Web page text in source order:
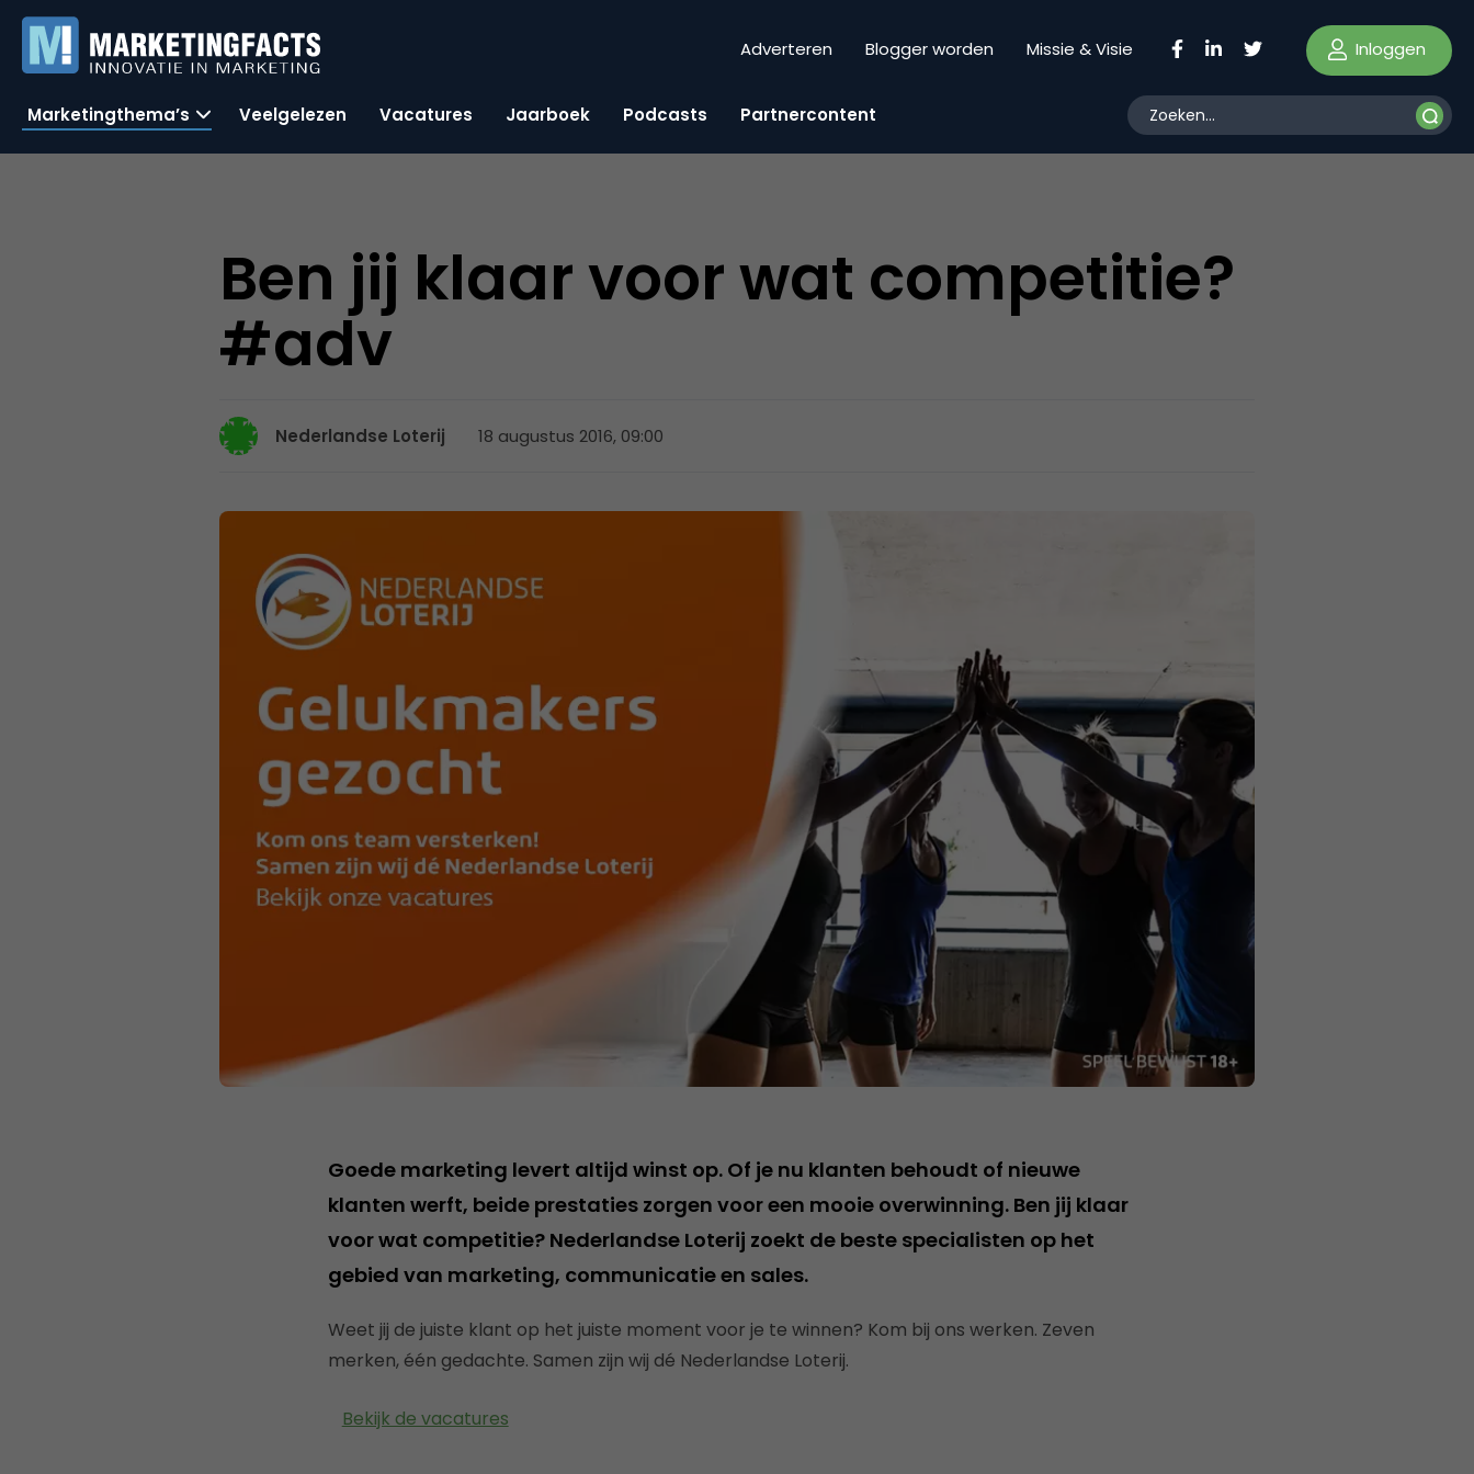
Adverteren Blogger worden Missie & Visie Inloggen
Marketingthema’s Veelgelezen Vacatures Jaarboek Podcasts Partnercontent
Ben jij klaar voor wat competitie?
#adv
Nederlandse Loterij 18 augustus 2016, 09:00
Goede marketing levert altijd winst op. Of je nu klanten behoudt of nieuwe
klanten werft, beide prestaties zorgen voor een mooie overwinning. Ben jij klaar
voor wat competitie? Nederlandse Loterij zoekt de beste specialisten op het
gebied van marketing, communicatie en sales.
Weet jij de juiste klant op het juiste moment voor je te winnen? Kom bij ons werken. Zeven
merken, één gedachte. Samen zijn wij dé Nederlandse Loterij.
Bekijk de vacatures